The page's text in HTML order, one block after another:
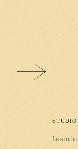
→
STUDIO
Le studio